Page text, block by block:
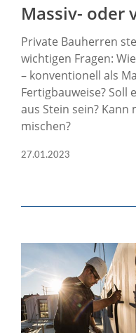
Massiv- oder
Private Bauherren
wichtigen Fragen:
– konventionell als
Fertigbauweise? Soll
aus Stein sein? Kann
mischen?
27.01.2023